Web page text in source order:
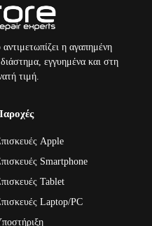
η αγαπημένη
εγγυημένα και στη
τιμή.
Apple
Smartphone
Tablet
Laptop/PC